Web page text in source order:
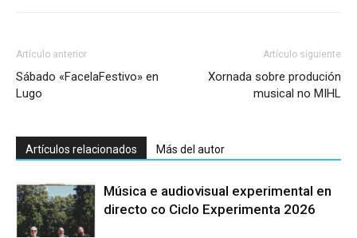
Artículo anterior
Sábado «FacelaFestivo» en
Lugo
Artículo siguiente
Xornada sobre produción
musical no MIHL
Artículos relacionados Más del autor
Música e audiovisual experimental en
directo co Ciclo Experimenta 2026